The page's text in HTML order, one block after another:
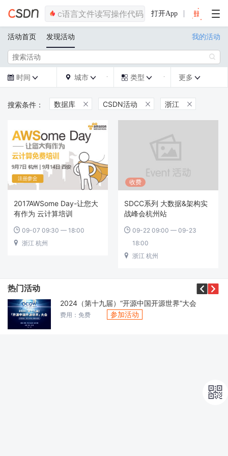
打开App
活动首页 发现活动 我的活动

 时间   城市   类型  更多 
数据库  CSDN活动  浙江 
2017AWSome Day-让您大
有作为 云计算培训
 09-07 09:30 — 18:00
 浙江 杭州
收费
SDCC系列 大数据&架构实
战峰会杭州站
 09-22 09:00 — 09-23
18:00
 浙江 杭州
热门活动 
2024（第十九届）“开源中国开源世界”大会
费用：免费 参加活动
